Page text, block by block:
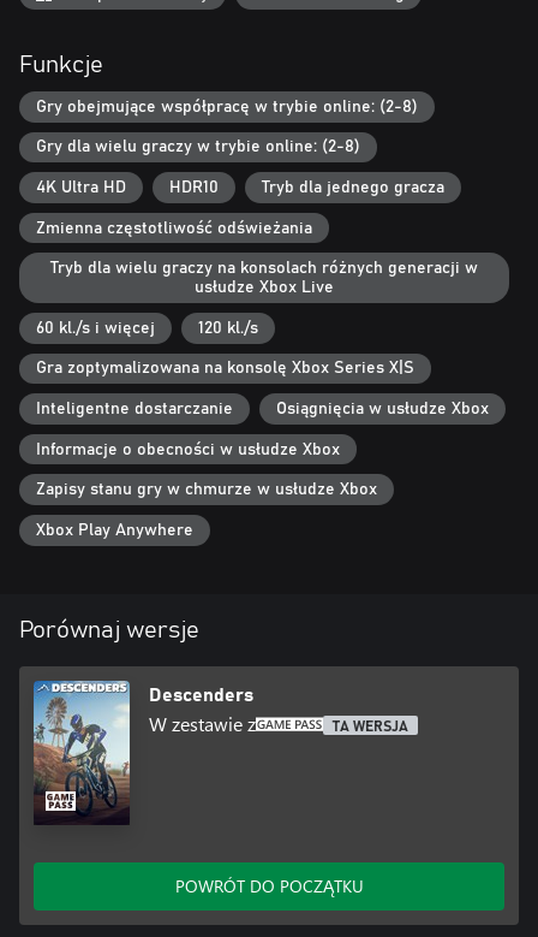
exclusive prizes are awarded to the top team
Discord server
Funkcje
Gry obejmujące współpracę w trybie online: (2-8)
Gry dla wielu graczy w trybie online: (2-8)
4K Ultra HD HDR10 Tryb dla jednego gracza
Zmienna częstotliwość odświeżania
Tryb dla wielu graczy na konsolach różnych generacji w
usłudze Xbox Live
60 kl./s i więcej 120 kl./s
Gra zoptymalizowana na konsolę Xbox Series X|S
Inteligentne dostarczanie Osiągnięcia w usłudze Xbox
Informacje o obecności w usłudze Xbox
Zapisy stanu gry w chmurze w usłudze Xbox
Xbox Play Anywhere
Porównaj wersje
Descenders
W zestawie z TA WERSJA
POWRÓT DO POCZĄTKU